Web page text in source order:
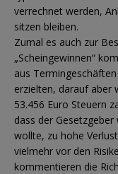
verrechnet werden,
sitzen bleiben.
Zumal es auch zur
„Scheingewinnen“
aus
erzielten, darauf aber
53.456 Euro Steuern
dass der
wollte, zu hohe
vielmehr vor den
kommentieren die